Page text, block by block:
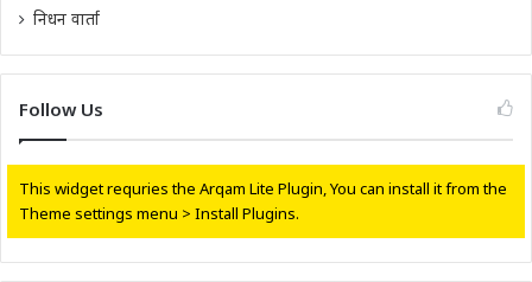
निधन वार्ता
Follow Us
This widget requries the Arqam Lite Plugin, You can install it from the
Theme settings menu > Install Plugins.